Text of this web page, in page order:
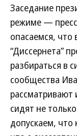
Заседание
режиме —
опасаемся, что
“Диссернета”
разбираться в
сообщества
рассматривают
сидят не
допускаем, что